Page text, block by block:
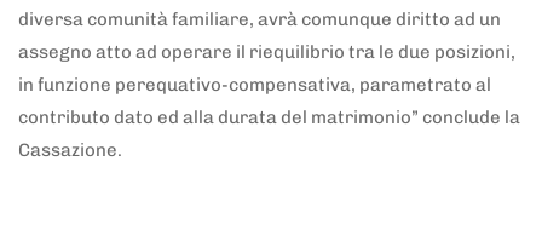
diversa comunità familiare, avrà comunque diritto ad un
assegno atto ad operare il riequilibrio tra le due posizioni,
in funzione perequativo-compensativa, parametrato al
contributo dato ed alla durata del matrimonio” conclude la
Cassazione.